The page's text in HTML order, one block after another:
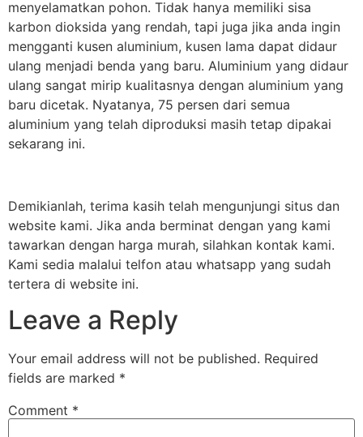
menyelamatkan pohon. Tidak hanya memiliki sisa
karbon dioksida yang rendah, tapi juga jika anda ingin
mengganti kusen aluminium, kusen lama dapat didaur
ulang menjadi benda yang baru. Aluminium yang didaur
ulang sangat mirip kualitasnya dengan aluminium yang
baru dicetak. Nyatanya, 75 persen dari semua
aluminium yang telah diproduksi masih tetap dipakai
sekarang ini.
Demikianlah, terima kasih telah mengunjungi situs dan
website kami. Jika anda berminat dengan yang kami
tawarkan dengan harga murah, silahkan kontak kami.
Kami sedia malalui telfon atau whatsapp yang sudah
tertera di website ini.
Leave a Reply
Your email address will not be published. Required
fields are marked *
Comment *